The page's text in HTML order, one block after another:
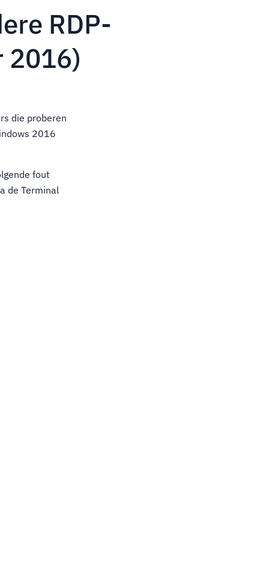
RDP-
2016)
die proberen
2016
fout
de Terminal